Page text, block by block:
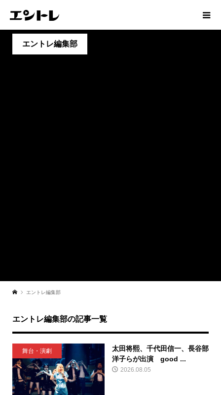
エントレ編集部
エントレ編集部
エントレ編集部の記事一覧
舞台・演劇
太田将熙、千代田信一、長谷部
洋子らが出演 good ...
2026.08.05